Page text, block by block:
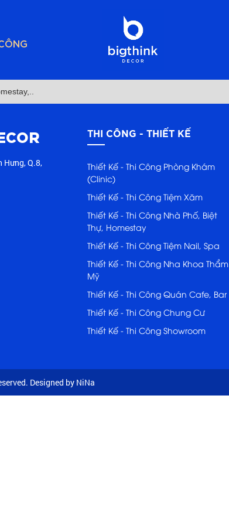
Hưng, Q.8,
THI CÔNG - THIẾT KẾ
Thiết Kế - Thi Công Phòng Khám
(Clinic)
Thiết Kế - Thi Công Tiệm Xăm
Thiết Kế - Thi Công Nhà Phố, Biệt
Thự, Homestay
Thiết Kế - Thi Công Tiệm Nail, Spa
Thiết Kế - Thi Công Nha Khoa Thẩm
Mỹ
Thiết Kế - Thi Công Quán Cafe, Bar
Thiết Kế - Thi Công Chung Cư
Thiết Kế - Thi Công Showroom
Designed by NiNa